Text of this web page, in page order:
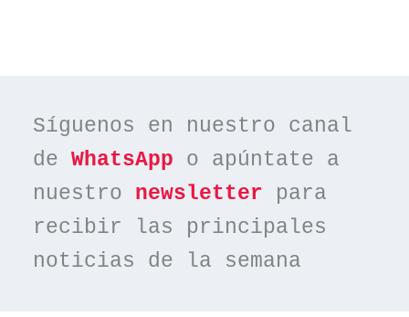
Síguenos en nuestro canal
de WhatsApp o apúntate a
nuestro newsletter para
recibir las principales
noticias de la semana